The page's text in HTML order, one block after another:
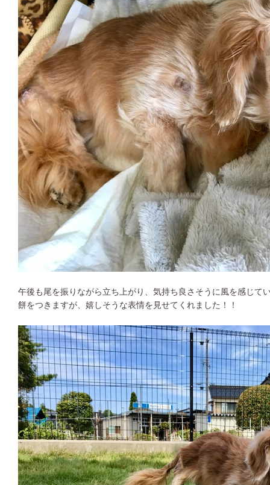
午後も尾を振りながら立ち上がり、気持ち良さそうに風を感じ
餅をつきますが、嬉しそうな表情を見せてくれました！！